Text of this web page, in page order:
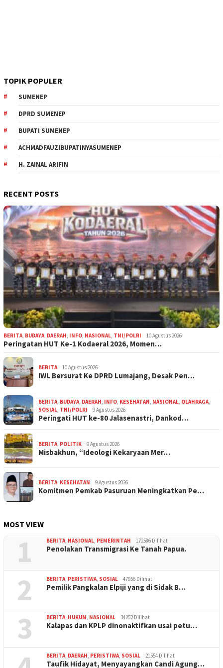
TOPIK POPULER
SUMENEP
DPRD SUMENEP
BUPATI SUMENEP
ACHMADFAUZIBUPATINYASUMENEP
H. ZAINAL ARIFIN
RECENT POSTS
BERITA BUDAYA DAERAH INFO NASIONAL TNI/POLRI 10 Agustus 2026
Peringatan HUT Ke-1 Kodaeral 2026, Momen…
BERITA 10 Agustus 2026
IWL Bersurat Ke DPRD Lumajang, Desak Pen…
BERITA BUDAYA DAERAH INFO KESEHATAN NASIONAL OLAHRAGA
SOSIAL TNI/POLRI 9 Agustus 2026
Peringati HUT ke-80 Jalasenastri, Dankod…
BERITA POLITIK 9 Agustus 2026
Misbakhun, “Ideologi Kekaryaan Mer…
BERITA KESEHATAN 9 Agustus 2026
Komitmen Pemkab Pasuruan Meningkatkan Pe…
MOST VIEW
1 BERITA NASIONAL PEMERINTAH 172586 Dilihat
Penolakan Transmigrasi Ke Tanah Papua.
2 BERITA PERISTIWA SOSIAL 47956 Dilihat
Pemilik Pangkalan Elpiji yang di Sidak B…
3 BERITA HUKUM NASIONAL 34252 Dilihat
Kalapas dan KPLP dinonaktifkan usai petu…
BERITA DAERAH PERISTIWA SOSIAL 21554 Dilihat
Taufik Hidayat, Menyayangkan Candi Agung…